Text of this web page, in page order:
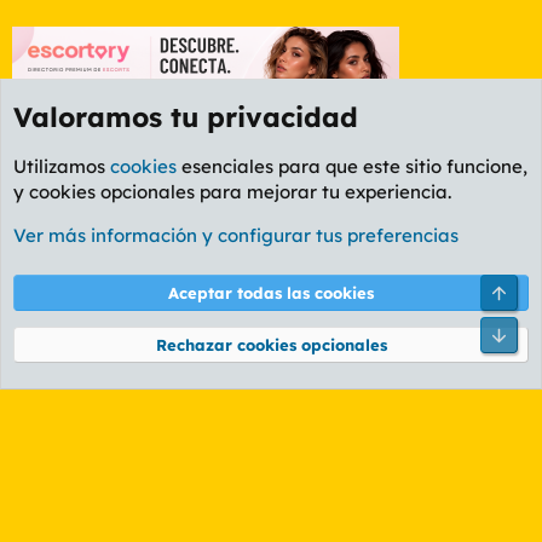
Foro Rapiñas
Cookies
PL OLDSTYLE AMARILLO
Términos y reglas Política de privacidad Ayuda
Community platform by XenForo® © 2010-2026 XenForo Ltd.
Valoramos tu privacidad
Utilizamos cookies esenciales para que este sitio funcione,
y cookies opcionales para mejorar tu experiencia.
Ver más información y configurar tus preferencias
Aceptar todas las cookies
Rechazar cookies opcionales
Pie